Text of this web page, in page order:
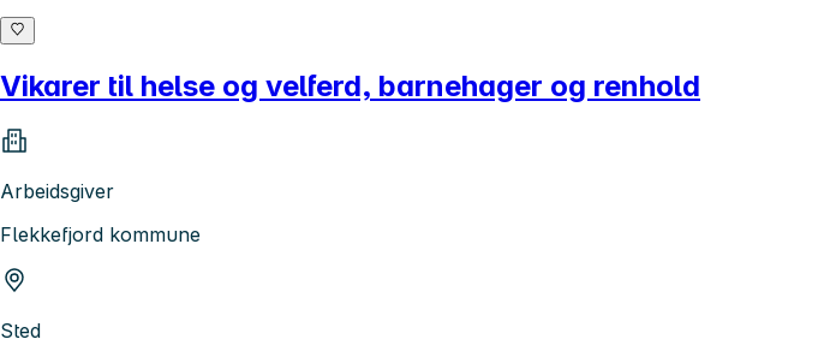
Vikarer til helse og velferd, barnehager og renhold
Arbeidsgiver
Flekkefjord kommune
Sted